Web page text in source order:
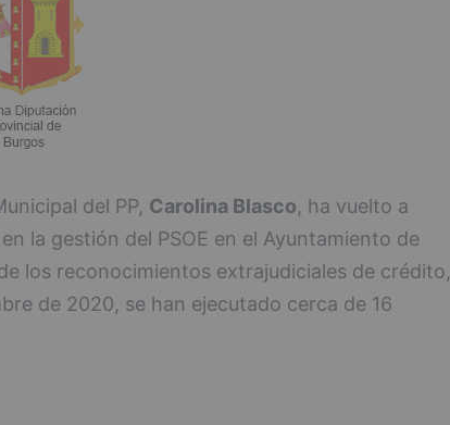
del PP, Carolina Blasco, ha vuelto a
la gestión del PSOE en el Ayuntamiento de
los reconocimientos extrajudiciales de crédito,
de 2020, se han ejecutado cerca de 16